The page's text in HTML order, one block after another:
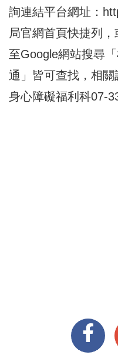
詢連結平台網址：
局官網首頁快捷列
至Google網站搜尋
通」皆可查找，相
身心障礙福利科07-